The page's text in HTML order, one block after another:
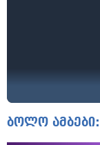
ბოლო ამბები: